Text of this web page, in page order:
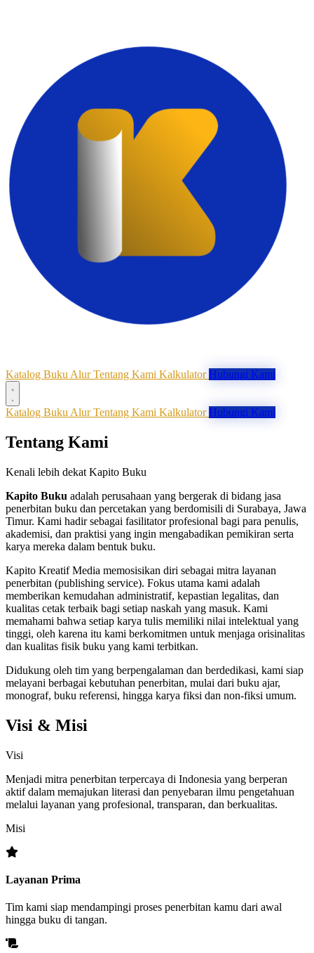
Katalog Buku AlurTentang Kami Kalkulator Hubungi Kami
Katalog Buku AlurTentang Kami Kalkulator Hubungi Kami
Tentang Kami
Kenali lebih dekat Kapito Buku
Kapito Buku adalah perusahaan yang bergerak di bidang jasa
penerbitan buku dan percetakan yang berdomisili di Surabaya, Jawa
Timur. Kami hadir sebagai fasilitator profesional bagi para penulis,
akademisi, dan praktisi yang ingin mengabadikan pemikiran serta
karya mereka dalam bentuk buku.
Kapito Kreatif Media memosisikan diri sebagai mitra layanan
penerbitan (publishing service). Fokus utama kami adalah
memberikan kemudahan administratif, kepastian legalitas, dan
kualitas cetak terbaik bagi setiap naskah yang masuk. Kami
memahami bahwa setiap karya tulis memiliki nilai intelektual yang
tinggi, oleh karena itu kami berkomitmen untuk menjaga orisinalitas
dan kualitas fisik buku yang kami terbitkan.
Didukung oleh tim yang berpengalaman dan berdedikasi, kami siap
melayani berbagai kebutuhan penerbitan, mulai dari buku ajar,
monograf, buku referensi, hingga karya fiksi dan non-fiksi umum.
Visi & Misi
Visi
Menjadi mitra penerbitan terpercaya di Indonesia yang berperan
aktif dalam memajukan literasi dan penyebaran ilmu pengetahuan
melalui layanan yang profesional, transparan, dan berkualitas.
Misi
Layanan Prima
Tim kami siap mendampingi proses penerbitan kamu dari awal
hingga buku di tangan.